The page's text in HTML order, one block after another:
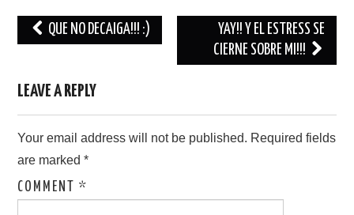
Post
navigation
QUE NO DECAIGA!!! :)
YAY!! Y EL ESTRESS SE
CIERNE SOBRE MI!!!
LEAVE A REPLY
Your email address will not be published. Required fields
are marked*
COMMENT*